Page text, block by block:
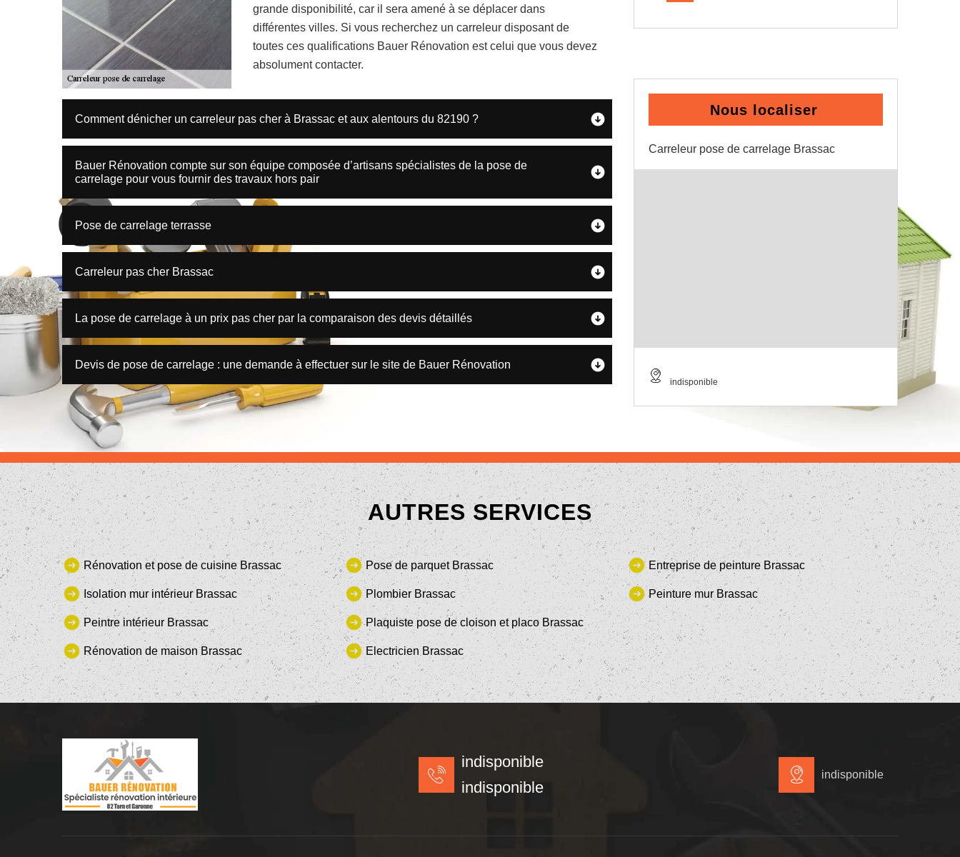
grande disponibilité, car il sera amené à se déplacer dans
différentes villes. Si vous recherchez un carreleur disposant de
toutes ces qualifications Bauer Rénovation est celui que vous devez
absolument contacter.
Comment dénicher un carreleur pas cher à Brassac et aux alentours du 82190 ?
Bauer Rénovation compte sur son équipe composée d’artisans spécialistes de la pose de
carrelage pour vous fournir des travaux hors pair
Pose de carrelage terrasse
Carreleur pas cher Brassac
La pose de carrelage à un prix pas cher par la comparaison des devis détaillés
Devis de pose de carrelage : une demande à effectuer sur le site de Bauer Rénovation
Nous localiser
Carreleur pose de carrelage Brassac
indisponible
AUTRES SERVICES
Rénovation et pose de cuisine Brassac
Isolation mur intérieur Brassac
Peintre intérieur Brassac
Rénovation de maison Brassac
Pose de parquet Brassac
Plombier Brassac
Plaquiste pose de cloison et placo Brassac
Electricien Brassac
Entreprise de peinture Brassac
Peinture mur Brassac
indisponible
indisponible
indisponible